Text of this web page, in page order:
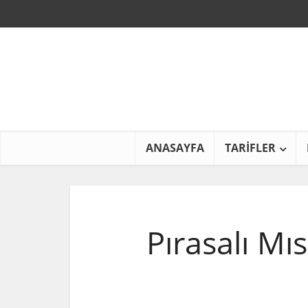
ANASAYFA TARİFLER
Pırasalı